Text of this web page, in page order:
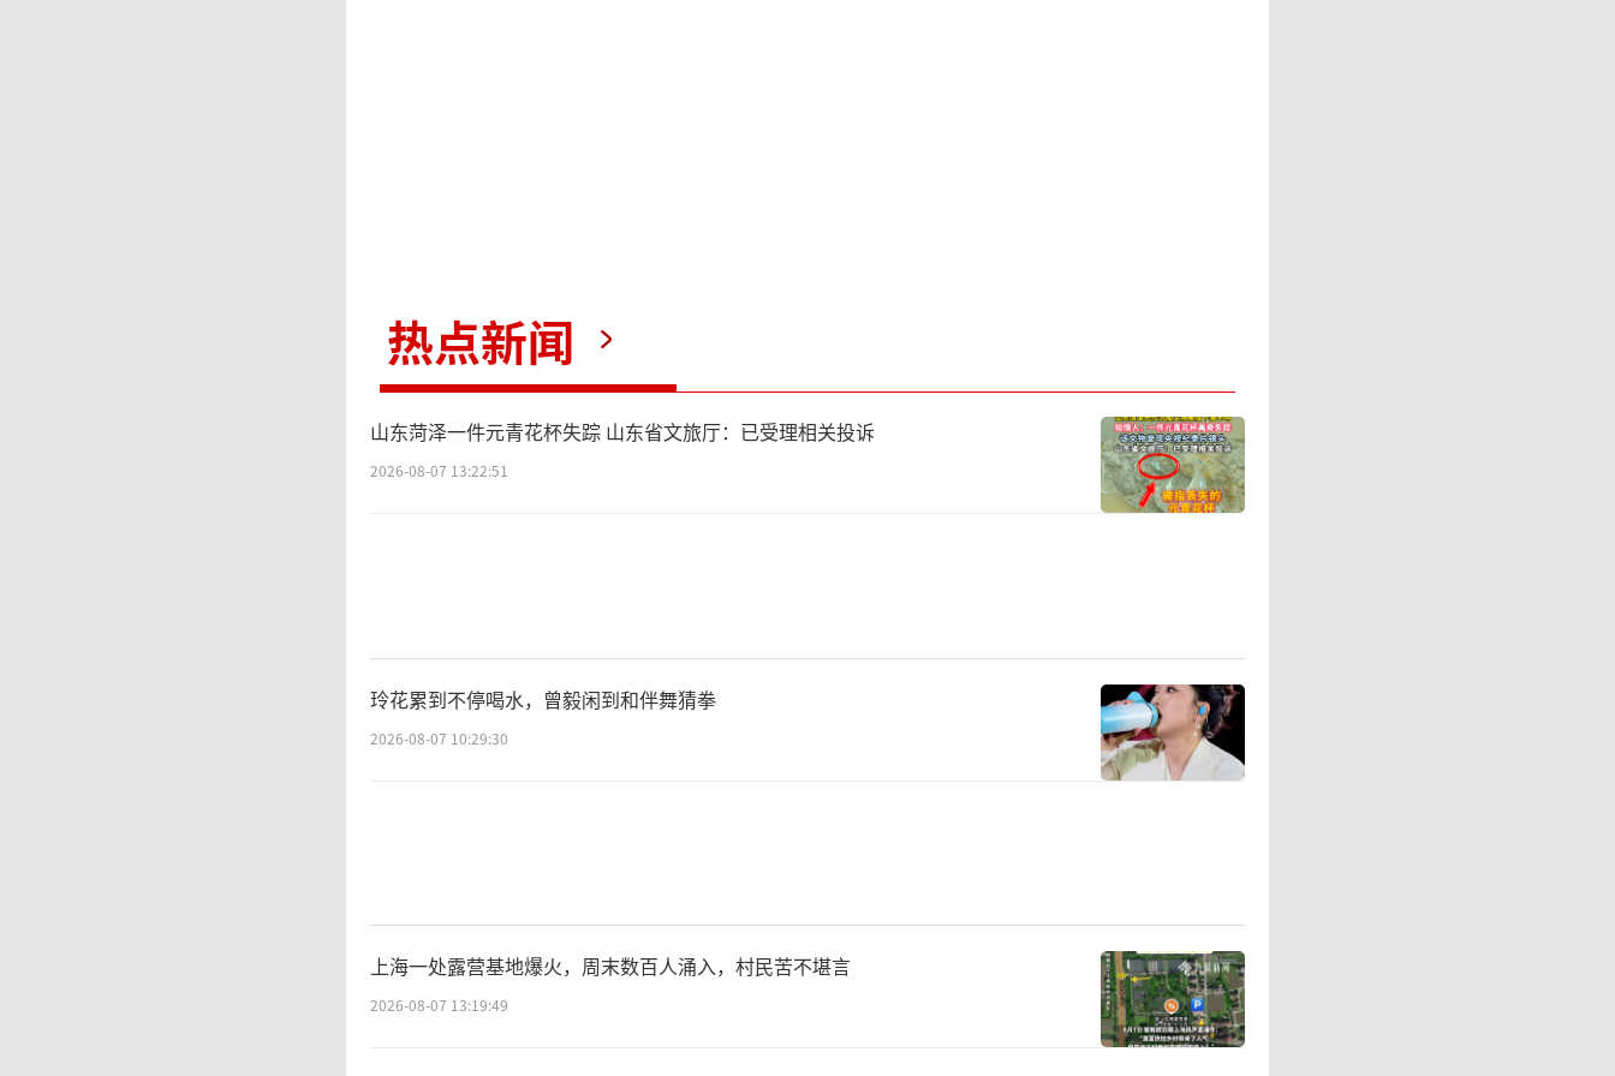
于同一保护区内。葡萄牙中部的沃泽拉地区自
上周发生山火以来，政府部门已动员1200多名
消防员、近400辆消防车辆和15架飞机参与灭
世界气象组织表示，欧洲升温速度是全球
平均水平的两倍以上，持续性高温天气正变得
有数据显示，西班牙6月份与高温相关的死亡
人数达到1029人。法国6月下旬热浪期间的超
额死亡人数突破2000例。本周，法国西南部最
热点新闻
山东菏泽一件元青花杯失踪 山东省文旅厅：已受理相关投诉
2026-08-07 13:22:51
玲花累到不停喝水，曾毅闲到和伴舞猜拳
2026-08-07 10:29:30
上海一处露营基地爆火，周末数百人涌入，村民苦不堪言
2026-08-07 13:19:49